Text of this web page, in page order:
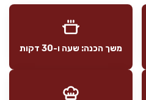
משך הכנה: שעה ו-30 דקות